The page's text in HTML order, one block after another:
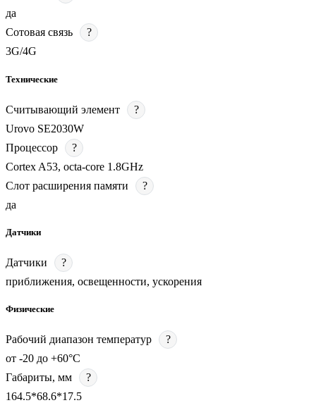
да
Сотовая связь
?
3G/4G
Технические
Считывающий элемент
?
Urovo SE2030W
Процессор
?
Cortex A53, octa-core 1.8GHz
Слот расширения памяти
?
да
Датчики
Датчики
?
приближения, освещенности, ускорения
Физические
Рабочий диапазон температур
?
от -20 до +60°С
Габариты, мм
?
164.5*68.6*17.5